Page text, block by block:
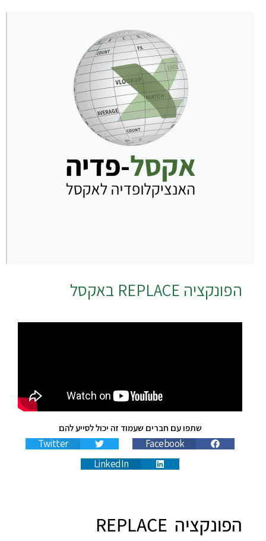
הפונקציה REPLACE באקסל
שתפו עם חברים שעמוד זה יכול לסייע להם
Facebook
Twitter
LinkedIn
הפונקציה REPLACE